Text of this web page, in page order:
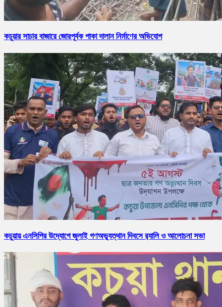
কচুয়ার সাচার বাজারে জোরপূর্বক পাকা দালান নির্মাণের অভিযোগ
কচুয়ায় এনসিপির উদ্যোগে জুলাই গণঅভ্যুত্থান দিবসে র‌্যালি ও আলোচনা সভা